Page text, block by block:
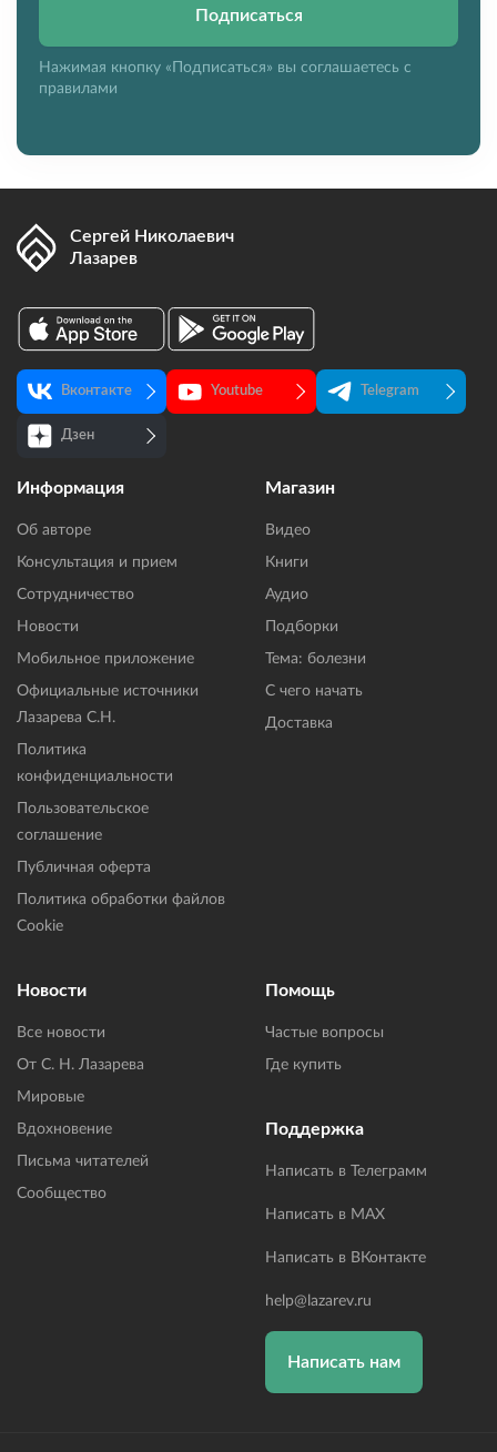
Подписаться
Нажимая кнопку «Подписаться» вы соглашаетесь с
правилами
Сергей Николаевич
Лазарев
Вконтакте Youtube Telegram
Дзен
Информация
Об авторе
Консультация и прием
Сотрудничество
Новости
Мобильное приложение
Официальные источники
Лазарева С.Н.
Политика
конфиденциальности
Пользовательское
соглашение
Публичная оферта
Политика обработки файлов
Cookie
Магазин
Видео
Книги
Аудио
Подборки
Тема: болезни
С чего начать
Доставка
Новости
Все новости
От С. Н. Лазарева
Мировые
Вдохновение
Письма читателей
Сообщество
Помощь
Частые вопросы
Где купить
Поддержка
Написать в Телеграмм
Написать в MAX
Написать в ВКонтакте
help@lazarev.ru
Написать нам